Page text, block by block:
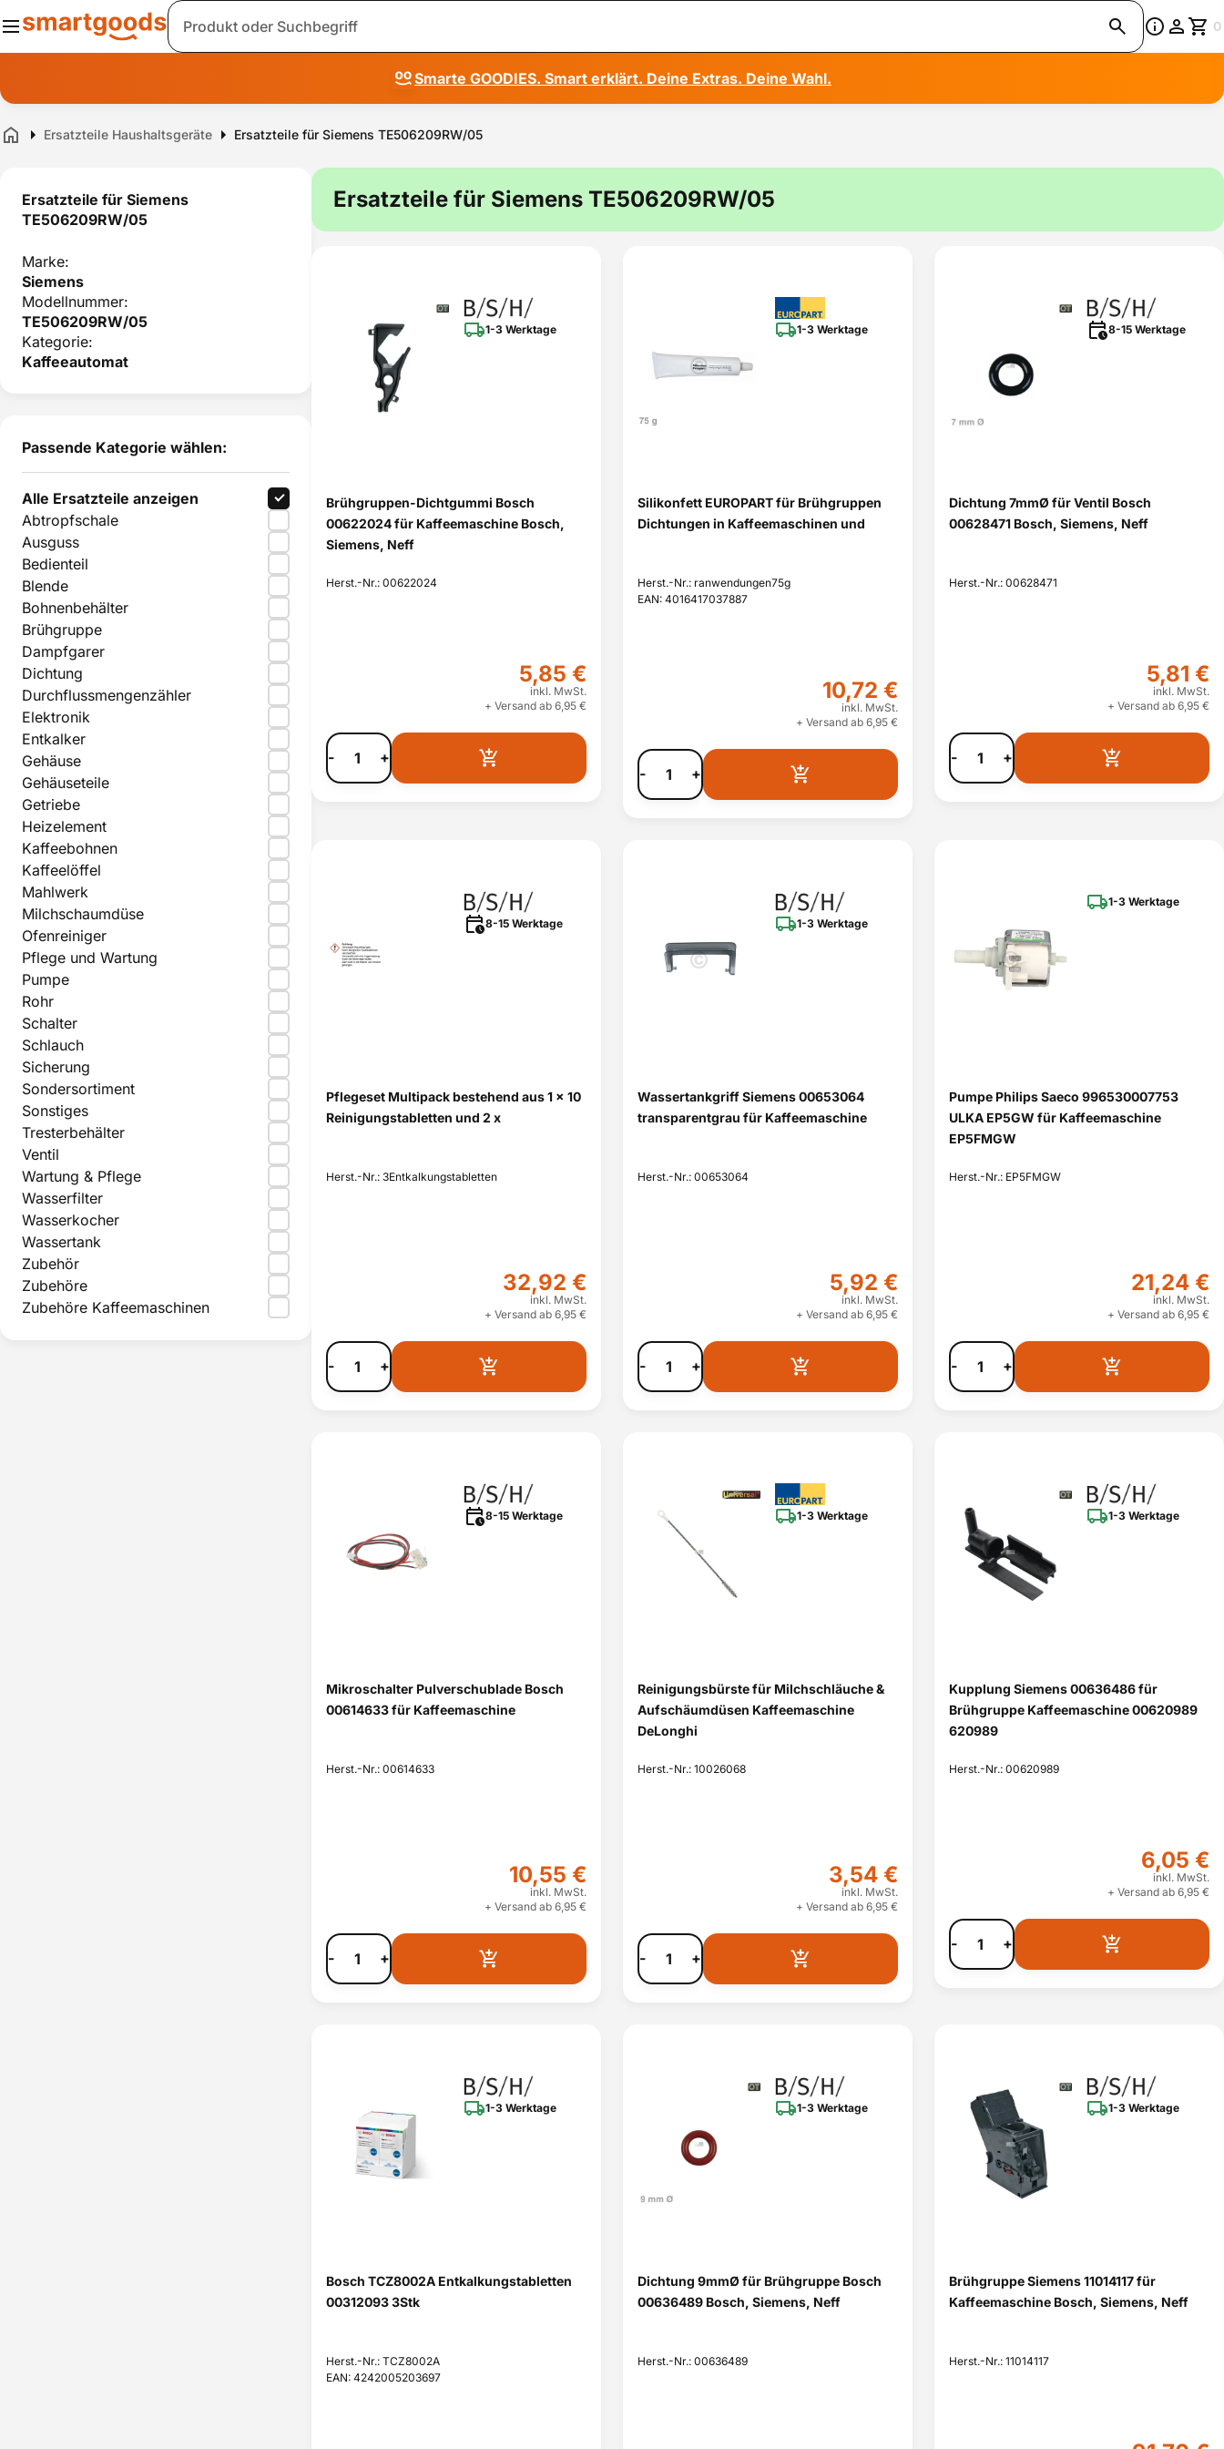
Suche 0
Smarte GOODIES. Smart erklärt. Deine Extras. Deine Wahl.
Home Ersatzteile Haushaltsgeräte Ersatzteile für Siemens TE506209RW/05
Ersatzteile für Siemens
TE506209RW/05
Marke:
Siemens
Modellnummer:
TE506209RW/05
Kategorie:
Kaffeeautomat
Passende Kategorie wählen:
Alle Ersatzteile anzeigen
Abtropfschale
Ausguss
Bedienteil
Blende
Bohnenbehälter
Brühgruppe
Dampfgarer
Dichtung
Durchflussmengenzähler
Elektronik
Entkalker
Gehäuse
Gehäuseteile
Getriebe
Heizelement
Kaffeebohnen
Kaffeelöffel
Mahlwerk
Milchschaumdüse
Ofenreiniger
Pflege und Wartung
Pumpe
Rohr
Schalter
Schlauch
Sicherung
Sondersortiment
Sonstiges
Tresterbehälter
Ventil
Wartung & Pflege
Wasserfilter
Wasserkocher
Wassertank
Zubehör
Zubehöre
Zubehöre Kaffeemaschinen
Ersatzteile für Siemens TE506209RW/05
1-3 Werktage
Brühgruppen-Dichtgummi Bosch
00622024 für Kaffeemaschine Bosch,
Siemens, Neff
Herst.-Nr.: 00622024
5,85 €
inkl. MwSt.
+ Versand ab 6,95 €
- +
1-3 Werktage
Silikonfett EUROPART für Brühgruppen
Dichtungen in Kaffeemaschinen und
Herst.-Nr.: ranwendungen75g
EAN: 4016417037887
10,72 €
inkl. MwSt.
+ Versand ab 6,95 €
- +
8-15 Werktage
Dichtung 7mmØ für Ventil Bosch
00628471 Bosch, Siemens, Neff
Herst.-Nr.: 00628471
5,81 €
inkl. MwSt.
+ Versand ab 6,95 €
- +
8-15 Werktage
Pflegeset Multipack bestehend aus 1 x 10
Reinigungstabletten und 2 x
Herst.-Nr.: 3Entkalkungstabletten
32,92 €
inkl. MwSt.
+ Versand ab 6,95 €
- +
1-3 Werktage
Wassertankgriff Siemens 00653064
transparentgrau für Kaffeemaschine
Herst.-Nr.: 00653064
5,92 €
inkl. MwSt.
+ Versand ab 6,95 €
- +
1-3 Werktage
Pumpe Philips Saeco 996530007753
ULKA EP5GW für Kaffeemaschine
EP5FMGW
Herst.-Nr.: EP5FMGW
21,24 €
inkl. MwSt.
+ Versand ab 6,95 €
- +
8-15 Werktage
Mikroschalter Pulverschublade Bosch
00614633 für Kaffeemaschine
Herst.-Nr.: 00614633
10,55 €
inkl. MwSt.
+ Versand ab 6,95 €
- +
1-3 Werktage
Reinigungsbürste für Milchschläuche &
Aufschäumdüsen Kaffeemaschine
DeLonghi
Herst.-Nr.: 10026068
3,54 €
inkl. MwSt.
+ Versand ab 6,95 €
- +
1-3 Werktage
Kupplung Siemens 00636486 für
Brühgruppe Kaffeemaschine 00620989
620989
Herst.-Nr.: 00620989
6,05 €
inkl. MwSt.
+ Versand ab 6,95 €
- +
1-3 Werktage
Bosch TCZ8002A Entkalkungstabletten
00312093 3Stk
Herst.-Nr.: TCZ8002A
EAN: 4242005203697
1-3 Werktage
Dichtung 9mmØ für Brühgruppe Bosch
00636489 Bosch, Siemens, Neff
Herst.-Nr.: 00636489
1-3 Werktage
Brühgruppe Siemens 11014117 für
Kaffeemaschine Bosch, Siemens, Neff
Herst.-Nr.: 11014117